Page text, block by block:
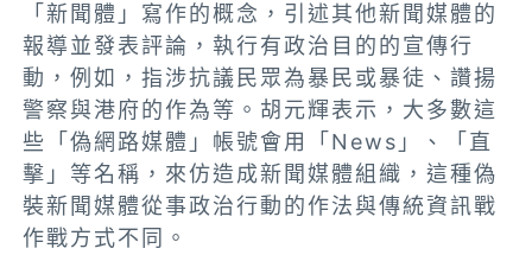
「新聞體」寫作的概念，引述其他新聞媒體的
報導並發表評論，執行有政治目的的宣傳行
動，例如，指涉抗議民眾為暴民或暴徒、讚揚
警察與港府的作為等。胡元輝表示，大多數這
些「偽網路媒體」帳號會用「News」、「直
擊」等名稱，來仿造成新聞媒體組織，這種偽
裝新聞媒體從事政治行動的作法與傳統資訊戰
作戰方式不同。